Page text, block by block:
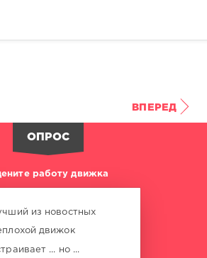
ВПЕРЕД
ОПРОС
работу движка
из новостных
движок
... но ...